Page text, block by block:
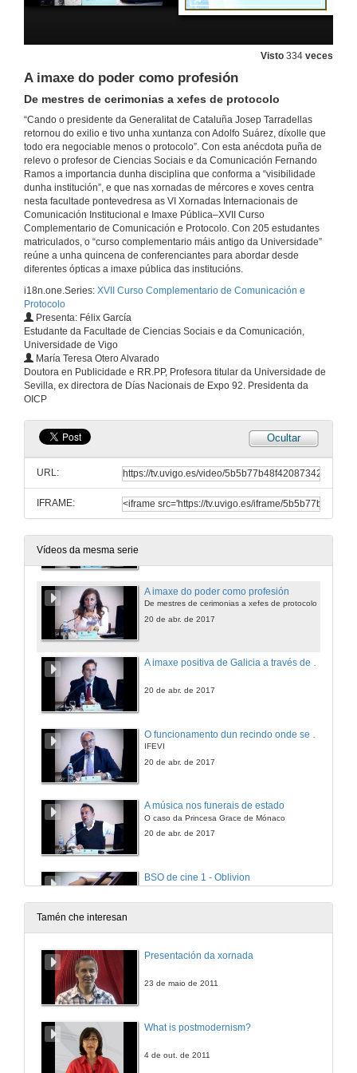
Visto 334 veces
A imaxe do poder como profesión
De mestres de cerimonias a xefes de protocolo
“Cando o presidente da Generalitat de Cataluña Josep Tarradellas
retornou do exilio e tivo unha xuntanza con Adolfo Suárez, díxolle que
todo era negociable menos o protocolo”. Con esta anécdota puña de
relevo o profesor de Ciencias Sociais e da Comunicación Fernando
Ramos a importancia dunha disciplina que conforma a “visibilidade
dunha institución”, e que nas xornadas de mércores e xoves centra
nesta facultade pontevedresa as VI Xornadas Internacionais de
Comunicación Institucional e Imaxe Pública–XVII Curso
Complementario de Comunicación e Protocolo. Con 205 estudantes
matriculados, o “curso complementario máis antigo da Universidade”
reúne a unha quincena de conferenciantes para abordar desde
diferentes ópticas a imaxe pública das institucións.
i18n.one.Series: XVII Curso Complementario de Comunicación e
Protocolo
Presenta: Félix García
Estudante da Facultade de Ciencias Sociais e da Comunicación,
Universidade de Vigo
María Teresa Otero Alvarado
Doutora en Publicidade e RR.PP, Profesora titular da Universidade de
Sevilla, ex directora de Días Nacionais de Expo 92. Presidenta da
OICP
Ocultar
URL:
IFRAME:
Vídeos da mesma serie
19 de abr. de 2017
Protocolo dende a Presidencia do Goberno
19 de abr. de 2017
Cerimonias de acceso ao poder en España
Os Presidentes da República
19 de abr. de 2017
A cortesía parlamentaria e as boas formas na Cámara
19 de abr. de 2017
19 de abr. de 2017
O agasallo como elemento de comunicación cultural ao longo da historia
Da civilización chinesa ao noso tempo
A ofrenda do antigo Reino de Galicia
Cerimonial, tradición e política na Catedral de Lugo
19 de abr. de 2017
Entrega do título de fillo predilecto
A imaxe do poder como profesión
De mestres de cerimonias a xefes de protocolo
20 de abr. de 2017
A imaxe positiva de Galicia a través de Galicia Calidade
20 de abr. de 2017
IFEVI
20 de abr. de 2017
A música nos funerais de estado
O caso da Princesa Grace de Mónaco
20 de abr. de 2017
BSO de cine 1 - Oblivion
Cuarteto Scordatura
20 de abr. de 2017
Cuarteto Scordatura
Cuarteto Scordatura
Tamén che interesan
Presentación da xornada
23 de maio de 2011
What is postmodernism?
4 de out. de 2011